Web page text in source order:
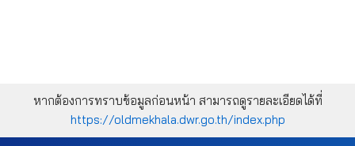
หากต้องการทราบข้อมูลก่อนหน้า สามารถดูรายละเอียดได้ที่
https://oldmekhala.dwr.go.th/index.php